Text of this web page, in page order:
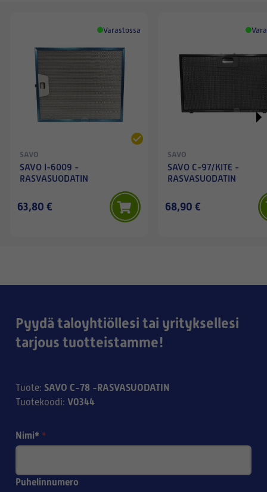
Varastossa
SAVO
SAVO I-6009 -
RASVASUODATIN
63,80 €
SAVO
SAVO C-97/KITE -
RASVASUODATIN
68,90 €
Pyydä taloyhtiöllesi tai yrityksellesi
tarjous tuotteistamme!
Tuote: SAVO C-78 -RASVASUODATIN
Tuotekoodi: V0344
Nimi* *
Puhelinnumero